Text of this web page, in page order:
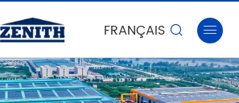
FRANÇAIS  